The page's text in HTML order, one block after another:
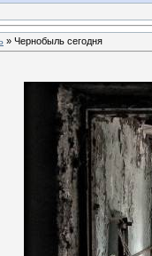
» Чернобыль сегодня